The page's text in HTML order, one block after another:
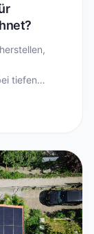
tiefen
die
welche
ab dem 1.